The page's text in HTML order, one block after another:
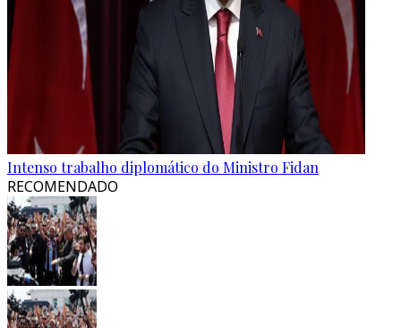
Intenso trabalho diplomático do Ministro Fidan
RECOMENDADO